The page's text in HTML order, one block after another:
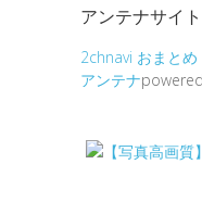
アンテナサイト
2chnavi おまとめ
アンテナ